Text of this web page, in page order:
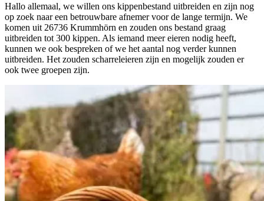
Hallo allemaal, we willen ons kippenbestand uitbreiden en zijn nog
op zoek naar een betrouwbare afnemer voor de lange termijn. We
komen uit 26736 Krummhörn en zouden ons bestand graag
uitbreiden tot 300 kippen. Als iemand meer eieren nodig heeft,
kunnen we ook bespreken of we het aantal nog verder kunnen
uitbreiden. Het zouden scharreleieren zijn en mogelijk zouden er
ook twee groepen zijn.